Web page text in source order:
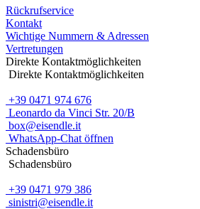
Rückrufservice
Kontakt
Wichtige Nummern & Adressen
Vertretungen
Direkte Kontaktmöglichkeiten
Direkte Kontaktmöglichkeiten
+39 0471 974 676
Leonardo da Vinci Str. 20/B
box@eisendle.it
WhatsApp-Chat öffnen
Schadensbüro
Schadensbüro
+39 0471 979 386
sinistri@eisendle.it